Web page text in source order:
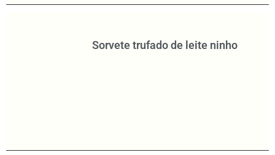
Sorvete trufado de leite ninho